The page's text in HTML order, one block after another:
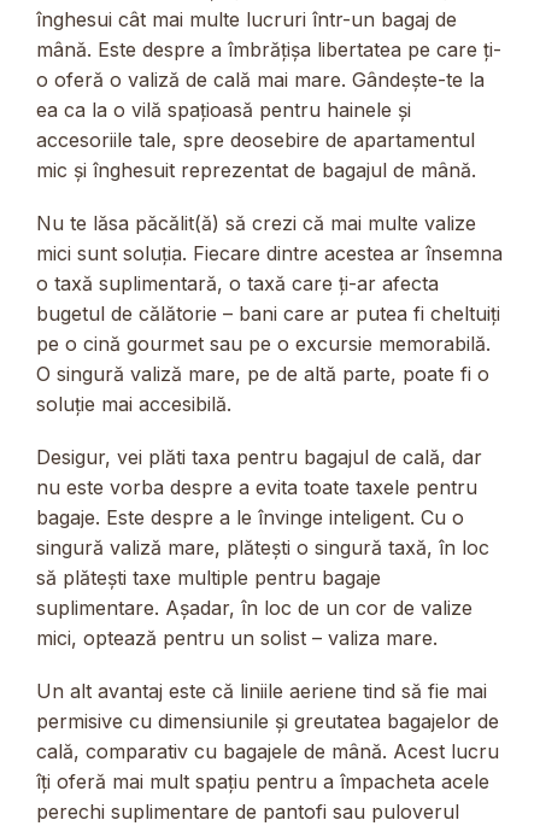
înghesui cât mai multe lucruri într-un bagaj de
mână. Este despre a îmbrățișa libertatea pe care ți-
o oferă o valiză de cală mai mare. Gândește-te la
ea ca la o vilă spațioasă pentru hainele și
accesoriile tale, spre deosebire de apartamentul
mic și înghesuit reprezentat de bagajul de mână.
Nu te lăsa păcălit(ă) să crezi că mai multe valize
mici sunt soluția. Fiecare dintre acestea ar însemna
o taxă suplimentară, o taxă care ți-ar afecta
bugetul de călătorie – bani care ar putea fi cheltuiți
pe o cină gourmet sau pe o excursie memorabilă.
O singură valiză mare, pe de altă parte, poate fi o
soluție mai accesibilă.
Desigur, vei plăti taxa pentru bagajul de cală, dar
nu este vorba despre a evita toate taxele pentru
bagaje. Este despre a le învinge inteligent. Cu o
singură valiză mare, plătești o singură taxă, în loc
să plătești taxe multiple pentru bagaje
suplimentare. Așadar, în loc de un cor de valize
mici, optează pentru un solist – valiza mare.
Un alt avantaj este că liniile aeriene tind să fie mai
permisive cu dimensiunile și greutatea bagajelor de
cală, comparativ cu bagajele de mână. Acest lucru
îți oferă mai mult spațiu pentru a împacheta acele
perechi suplimentare de pantofi sau puloverul